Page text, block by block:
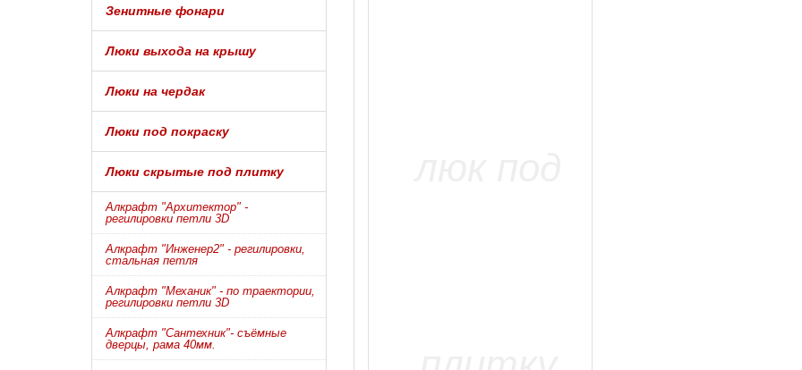
Зенитные фонари
Люки выхода на крышу
Люки на чердак
Люки под покраску
Люки скрытые под плитку
Алкрафт "Архитектор" -
регилировки петли 3D
Алкрафт "Инженер2" - регилировки,
стальная петля
Алкрафт "Механик" - по траектории,
регилировки петли 3D
Алкрафт "Сантехник"- съёмные
дверцы, рама 40мм.